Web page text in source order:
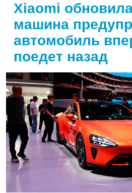
Xiaomi
машина
автомобиль
поедет назад